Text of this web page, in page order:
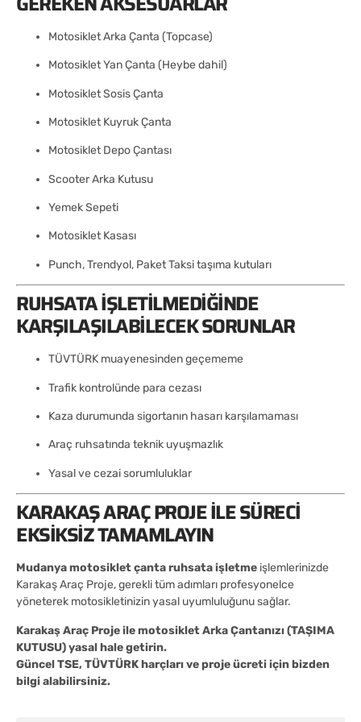
Motosiklet Arka Çanta (Topcase)
Motosiklet Yan Çanta (Heybe dahil)
Motosiklet Sosis Çanta
Motosiklet Kuyruk Çanta
Motosiklet Depo Çantası
Scooter Arka Kutusu
Yemek Sepeti
Motosiklet Kasası
Punch, Trendyol, Paket Taksi taşıma kutuları
RUHSATA İŞLETILMEDIĞINDE
KARŞILAŞILABILECEK SORUNLAR
TÜVTÜRK muayenesinden geçememe
Trafik kontrolünde para cezası
Kaza durumunda sigortanın hasarı karşılamaması
Araç ruhsatında teknik uyuşmazlık
Yasal ve cezai sorumluluklar
KARAKAŞ ARAÇ PROJE ILE SÜRECI
EKSIKSIZ TAMAMLAYIN
Mudanya motosiklet çanta ruhsata işletme işlemlerinizde
Karakaş Araç Proje, gerekli tüm adımları profesyonelce
yöneterek motosikletinizin yasal uyumluluğunu sağlar.
Karakaş Araç Proje ile motosiklet Arka Çantanızı (TAŞIMA
KUTUSU) yasal hale getirin.
Güncel TSE, TÜVTÜRK harçları ve proje ücreti için bizden
bilgi alabilirsiniz.